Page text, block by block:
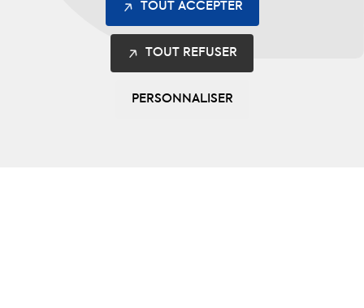
nous permettent de cibler notre
communication selon vos besoins.
S’INSCRIRE
TOUT ACCEPTER
TOUT REFUSER
PERSONNALISER